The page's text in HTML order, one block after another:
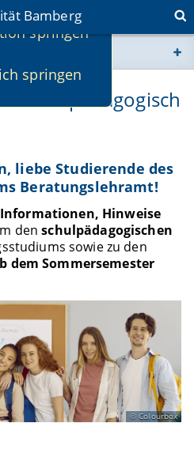
springen
springen
Bamberg
schulpädagogisch
liebe Studierende des
Beratungslehramt!
Hinweise
denschulpädagogischen
sowie zu den
dem Sommersemester
Colourbox